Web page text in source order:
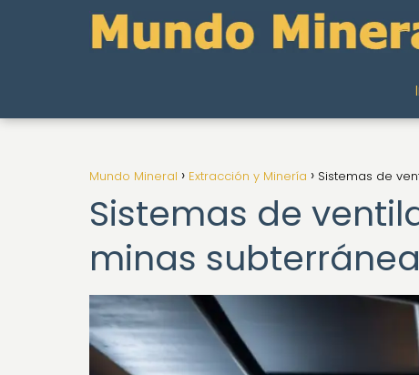
Mundo Mineral Extracción y Minería Sistemas de
Sistemas de
minas